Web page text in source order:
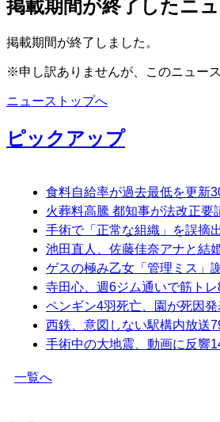
掲載期間が終了したニ
掲載期間が終了しました。
※申し訳ありませんが、このニュー
ニューストップへ
ピックアップ
食料自給率が過去最低を更新
火葬料高騰 都知事が法改正要
手術で「正常な組織」を誤摘
池田直人、佐藤佳奈アナと結
ゲスの極み乙女「管理ミス」
寺田心、週6ジム通いで筋トレ
ペンギン4羽死亡、園が死因発
西鉄、意図しない駅構内放送
手術中の大地震、動画に反響
一覧へ